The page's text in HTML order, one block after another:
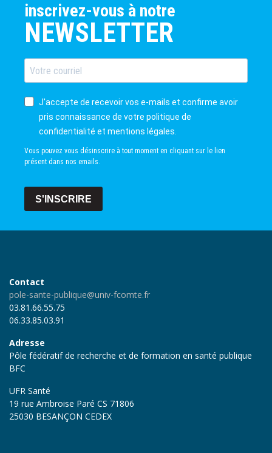
inscrivez-vous à notre
NEWSLETTER
J'accepte de recevoir vos e-mails et confirme avoir
pris connaissance de votre politique de
confidentialité et mentions légales.
Vous pouvez vous désinscrire à tout moment en cliquant sur le lien
présent dans nos emails.
S'INSCRIRE
Contact
pole-sante-publique@univ-fcomte.fr
03.81.66.55.75
06.33.85.03.91
Adresse
Pôle fédératif de recherche et de formation en santé publique
BFC
UFR Santé
19 rue Ambroise Paré CS 71806
25030 BESANÇON CEDEX